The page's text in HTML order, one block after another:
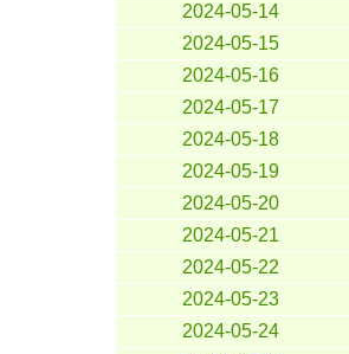
2024-05-14
2024-05-15
2024-05-16
2024-05-17
2024-05-18
2024-05-19
2024-05-20
2024-05-21
2024-05-22
2024-05-23
2024-05-24